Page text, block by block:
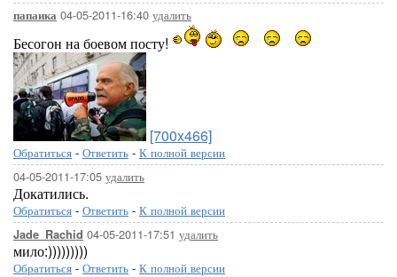
папаика 04-05-2011-16:40 удалить
Бесогон на боевом посту!
[700x466]
Обратиться - Ответить - К полной версии
04-05-2011-17:05 удалить
Докатились.
Обратиться - Ответить - К полной версии
Jade_Rachid 04-05-2011-17:51 удалить
мило:)))))))))
Обратиться - Ответить - К полной версии